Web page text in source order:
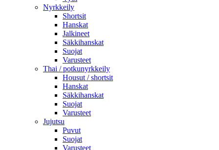
Nyrkkeily
Shortsit
Hanskat
Jalkineet
Säkkihanskat
Suojat
Varusteet
Thai / potkunyrkkeily
Housut / shortsit
Hanskat
Säkkihanskat
Suojat
Varusteet
Jujutsu
Puvut
Suojat
Varusteet